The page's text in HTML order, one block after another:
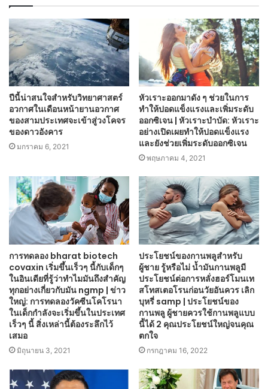
ปีนี้น่าสนใจสำหรับวิทยาศาสตร์
อวกาศในเดือนหน้ายานอวกาศ
ของสามประเทศจะเข้าสู่วงโคจร
ของดาวอังคาร
มกราคม 6, 2021
หัวเราะออกมาดัง ๆ ช่วยในการ
ทำให้ปอดแข็งแรงและเพิ่มระดับ
ออกซิเจน | หัวเราะบำบัด: หัวเราะ
อย่างเปิดเผยทำให้ปอดแข็งแรง
และยังช่วยเพิ่มระดับออกซิเจน
พฤษภาคม 4, 2021
การทดลอง bharat biotech
covaxin เริ่มขึ้นเร็วๆ นี้กับเด็กๆ
ในอินเดียที่รู้ว่าทำไมมันถึงสำคัญ
ทุกอย่างเกี่ยวกับมัน ngmp | ข่าว
ใหญ่: การทดลองวัคซีนโคโรนา
ในเด็กกำลังจะเริ่มขึ้นในประเทศ
เร็วๆ นี้ สิ่งเหล่านี้ต้องระลึกไว้
เสมอ
มิถุนายน 3, 2021
ประโยชน์ของกานพลูสำหรับ
ผู้ชาย รู้หรือไม่ น้ำมันกานพลูมี
ประโยชน์ต่อการหลั่งฮอร์โมนเท
สโทสเตอโรนก่อนวัยอันควร เลิก
บุหรี่ samp | ประโยชน์ของ
กานพลู ผู้ชายควรใช้กานพลูแบบ
นี้ได้ 2 คุณประโยชน์ใหญ่จนคุณ
ตกใจ
กรกฎาคม 16, 2022